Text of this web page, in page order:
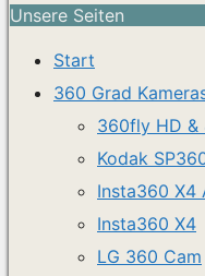
Unsere Seiten
Start
360 Grad
360fly HD &
Kodak
Insta360 X4
Insta360 X4
LG 360 Cam